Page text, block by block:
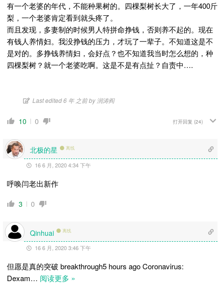
有一个老婆的年代，不能种果树的。四棵梨树长大了，一年400斤
梨，一个老婆肯定看到就头疼了。
而且发现，多妻制的时候男人特拼命挣钱，否则养不起的。现在
有钱人养情妇。我没挣钱的压力，才玩了一辈子。不知道这是不
是对的。多挣钱养情妇，会好点？也不知道我当时怎么想的，种
四棵梨树？就一个老婆吃啊。这是不是有点扯？自责中….
Last edited 6 年 之前 by 润涛阎
10 0 打开回复 (24)
北极的星 离线
16 6 月, 2020 4:34 下午
呼唤闫老出新作
3 0
Qinhuai 离线
16 6 月, 2020 3:46 下午
但愿是真的突破 breakthrough5 hours ago Coronavirus:
Dexam… 阅读更多 »